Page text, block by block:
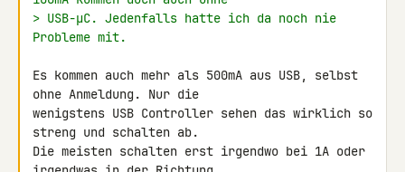
> USB-µC. Jedenfalls hatte ich da noch nie
Probleme mit.
Es kommen auch mehr als 500mA aus USB, selbst
ohne Anmeldung. Nur die
wenigstens USB Controller sehen das wirklich so
streng und schalten ab.
Die meisten schalten erst irgendwo bei 1A oder